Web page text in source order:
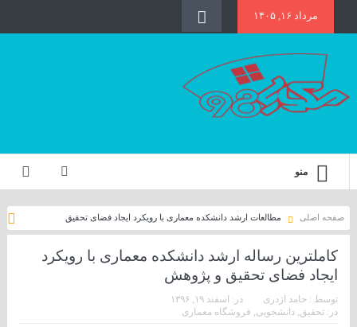
مرداد ۱۶, ۱۴۰۵
منو
صفحه اصلی مطالعات ارشد دانشکده معماری با رویکرد ایجاد فضای تحقیق
کاملترین رساله ارشد دانشکده معماری با رویکرد
ایجاد فضای تحقیق و پژوهش
توسط : حامد اژدری در: اسفند ۱۹, ۱۳۹۶
در: تحقیق دانشجویی فروشگاه معماری